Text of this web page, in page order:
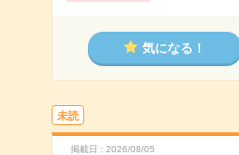
気になる！
未読
掲載日 2026/08/05